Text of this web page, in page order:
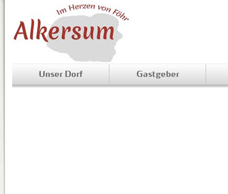
Unser Dorf Gastgeber